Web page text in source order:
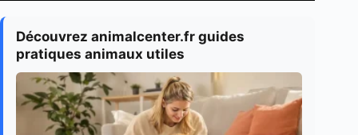
Découvrez animalcenter.fr guides
pratiques animaux utiles